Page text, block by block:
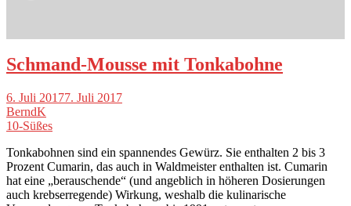
Schmand-Mousse mit Tonkabohne
6. Juli 20177. Juli 2017
BerndK
10-Süßes
Tonkabohnen sind ein spannendes Gewürz. Sie enthalten 2 bis 3
Prozent Cumarin, das auch in Waldmeister enthalten ist. Cumarin
hat eine „berauschende“ (und angeblich in höheren Dosierungen
auch krebserregende) Wirkung, weshalb die kulinarische